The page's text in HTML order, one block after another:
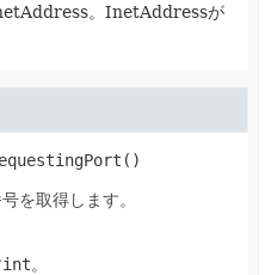
。InetAddressが
()
を取得します。
int。